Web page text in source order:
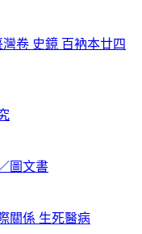
灣卷 史鏡 百衲本廿四
圖文書
關係 生死醫病